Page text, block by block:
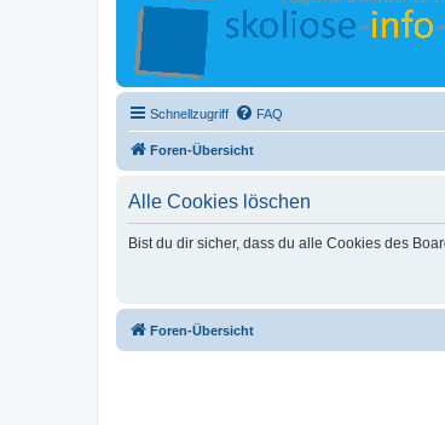
Schnellzugriff FAQ
Foren-Übersicht
Alle Cookies löschen
Bist du dir sicher, dass du alle Cookies des
Foren-Übersicht